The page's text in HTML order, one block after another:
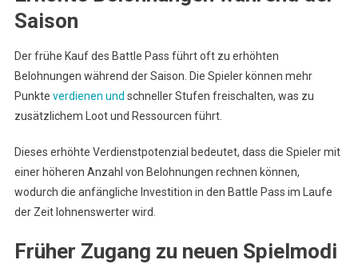
Saison
Der frühe Kauf des Battle Pass führt oft zu erhöhten
Belohnungen während der Saison. Die Spieler können mehr
Punkte verdienen und schneller Stufen freischalten, was zu
zusätzlichem Loot und Ressourcen führt.
Dieses erhöhte Verdienstpotenzial bedeutet, dass die Spieler mit
einer höheren Anzahl von Belohnungen rechnen können,
wodurch die anfängliche Investition in den Battle Pass im Laufe
der Zeit lohnenswerter wird.
Früher Zugang zu neuen Spielmodi